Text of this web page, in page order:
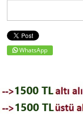
WhatsApp